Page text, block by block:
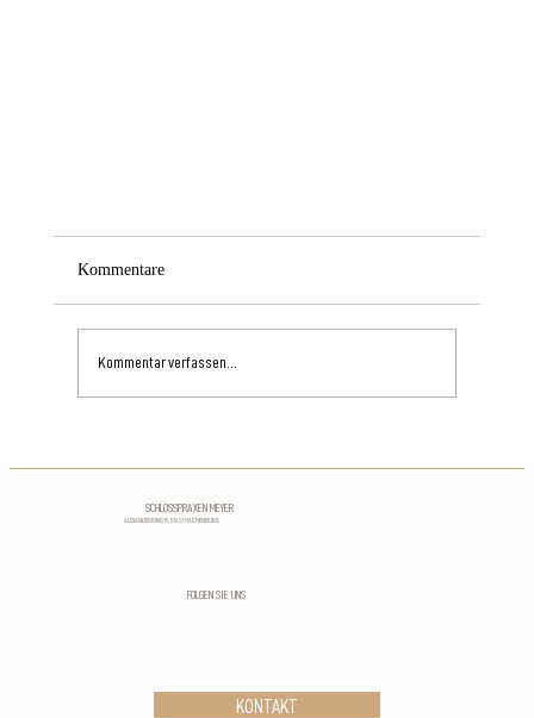
Kommentare
Kommentar verfassen...
FOLGEN SIE UNS
KONTAKT
SCHLOSSPRAXEN MEYER
ALEXANDERRING 19, 57627 HACHENBURG